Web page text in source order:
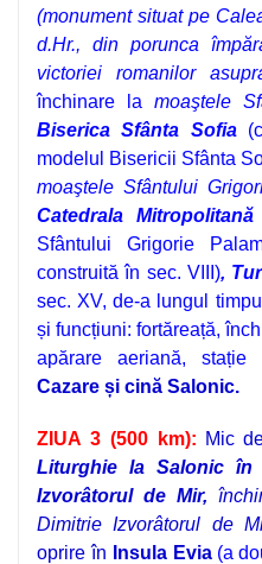
(monument situat pe
d.Hr., din porunca
victoriei romanilor
închinare lamoaştele
Biserica Sfânta Sofia
modelul Bisericii Sfânta
moaştele Sfântului
Catedrala
Sfântului Grigorie
construită în sec. VIII),
sec. XV, de-a lungul
și funcțiuni: fortăreață,
apărare aeriană, stație
Cazare și cină Salonic.
ZIUA 3 (500 km): Mic
Liturghie la Salonic în
Izvorâtorul de Mir,
Dimitrie Izvorâtorul de
oprire în
Insula Evia (a